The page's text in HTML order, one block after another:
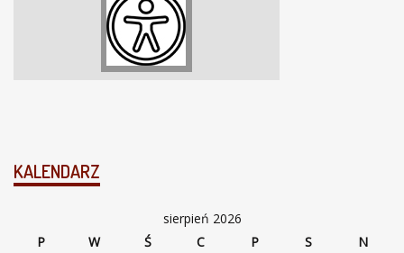
KALENDARZ
sierpień 2026
P
W Ś C P S
N